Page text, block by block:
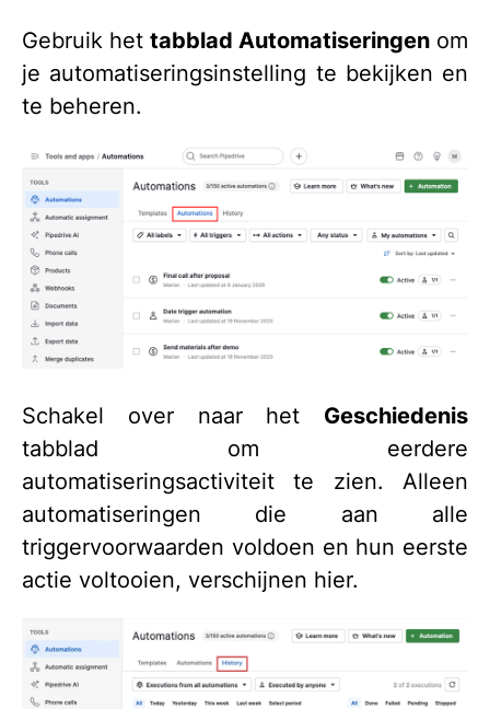
Gebruik het tabblad Automatiseringen om
je automatiseringsinstelling te bekijken en
te beheren.
Schakel over naar het Geschiedenis
tabblad om eerdere
automatiseringsactiviteit te zien. Alleen
automatiseringen die aan alle
triggervoorwaarden voldoen en hun eerste
actie voltooien, verschijnen hier.